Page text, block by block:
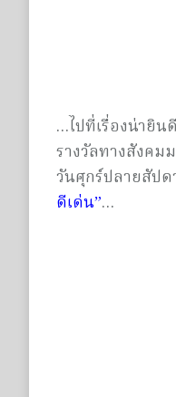
…ไปที่เรื่องน่ายิ
รางวัลทางสังคม
วันศุกร์ปลายสัป
ดีเด่น”…